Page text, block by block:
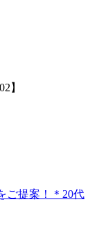
】
ご提案！＊20代